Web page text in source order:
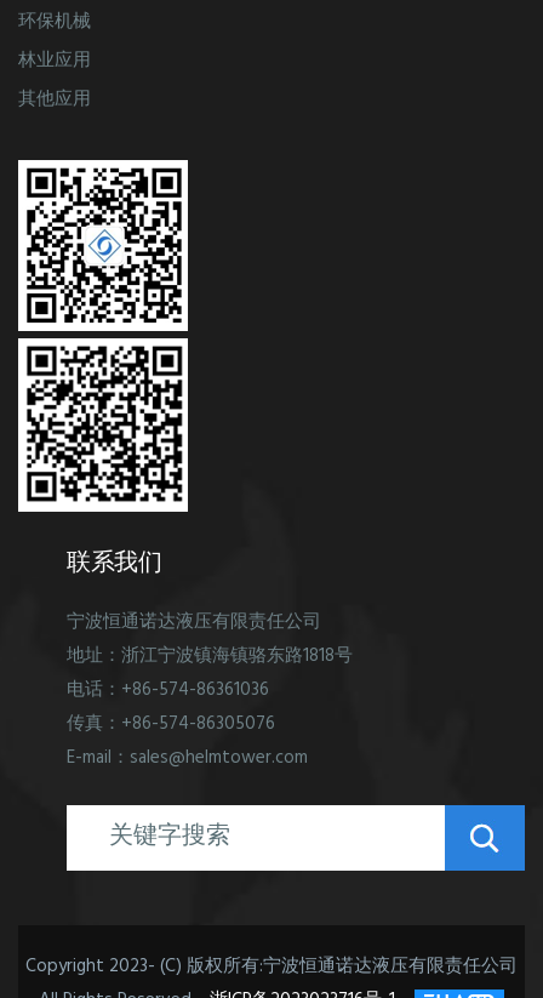
环保机械
林业应用
其他应用
联系我们
宁波恒通诺达液压有限责任公司
地址：浙江宁波镇海镇骆东路1818号
电话：+86-574-86361036
传真：+86-574-86305076
E-mail：sales@helmtower.com
Copyright 2023- (C) 版权所有:宁波恒通诺达液压有限责任公司